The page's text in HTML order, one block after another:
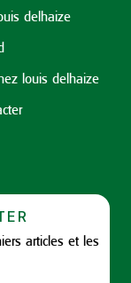
delhaize
louis delhaize
articles et les